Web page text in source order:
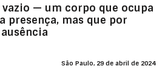
vazio — um corpo que ocupa
presença, mas que por
São Paulo, 29 de abril de 2024